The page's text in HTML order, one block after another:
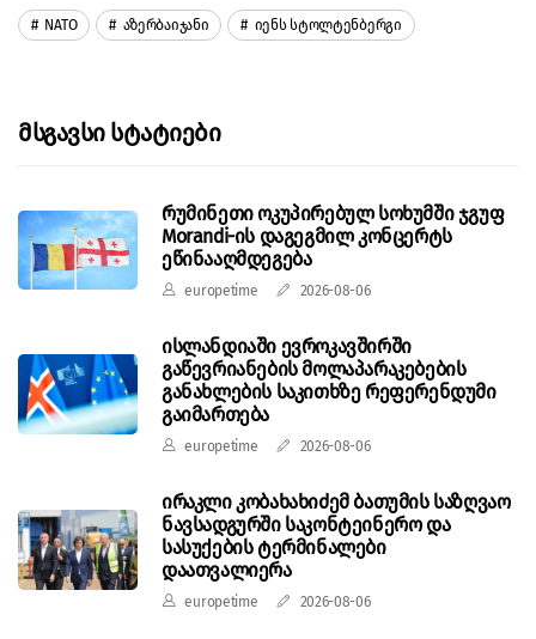
NATO Აზერბაიჯანი Იენს Სტოლტენბერგი
Მსგავსი Სტატიები
რუმინეთი ოკუპირებულ სოხუმში ჯგუფ
Morandi-ის დაგეგმილ კონცერტს
ეწინააღმდეგება
europetime 2026-08-06
ისლანდიაში ევროკავშირში
გაწევრიანების მოლაპარაკებების
განახლების საკითხზე რეფერენდუმი
გაიმართება
europetime 2026-08-06
ირაკლი კობახახიძემ ბათუმის საზღვაო
ნავსადგურში საკონტეინერო და
სასუქების ტერმინალები
დაათვალიერა
europetime 2026-08-06